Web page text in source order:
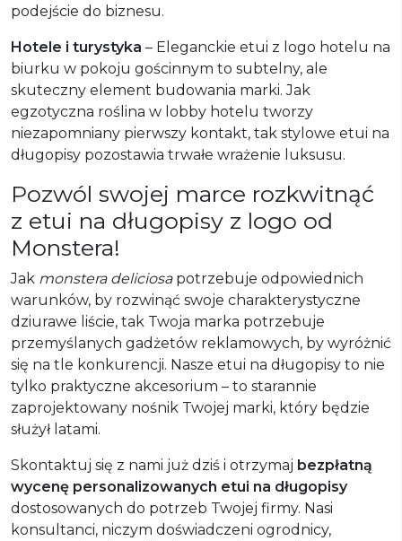
podejście do biznesu.
Hotele i turystyka – Eleganckie etui z logo hotelu na
biurku w pokoju gościnnym to subtelny, ale
skuteczny element budowania marki. Jak
egzotyczna roślina w lobby hotelu tworzy
niezapomniany pierwszy kontakt, tak stylowe etui na
długopisy pozostawia trwałe wrażenie luksusu.
Pozwól swojej marce rozkwitnąć
z etui na długopisy z logo od
Monstera!
Jak monstera deliciosapotrzebuje odpowiednich
warunków, by rozwinąć swoje charakterystyczne
dziurawe liście, tak Twoja marka potrzebuje
przemyślanych gadżetów reklamowych, by wyróżnić
się na tle konkurencji. Nasze etui na długopisy to nie
tylko praktyczne akcesorium – to starannie
zaprojektowany nośnik Twojej marki, który będzie
służył latami.
Skontaktuj się z nami już dziś i otrzymaj bezpłatną
wycenę personalizowanych etui na długopisy
dostosowanych do potrzeb Twojej firmy. Nasi
konsultanci, niczym doświadczeni ogrodnicy,